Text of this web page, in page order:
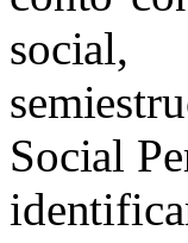
Social